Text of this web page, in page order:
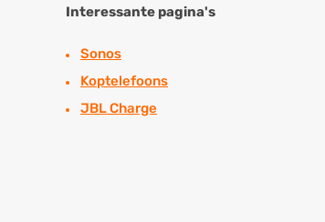
Interessante pagina's
Sonos
Koptelefoons
JBL Charge